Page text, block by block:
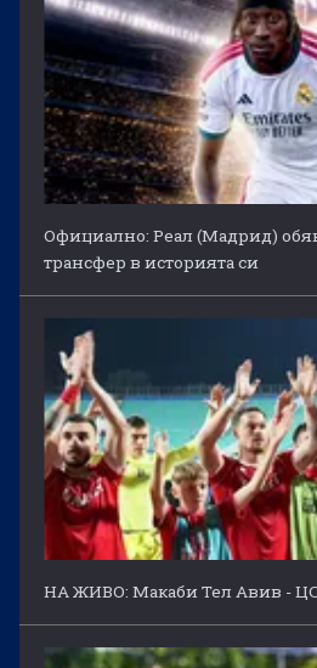
Официално: Реал (Мадрид)
трансфер в историята си
НА ЖИВО: Макаби Тел Авив -